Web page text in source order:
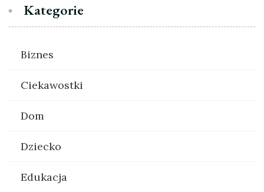
Kategorie
Biznes
Ciekawostki
Dom
Dziecko
Edukacja